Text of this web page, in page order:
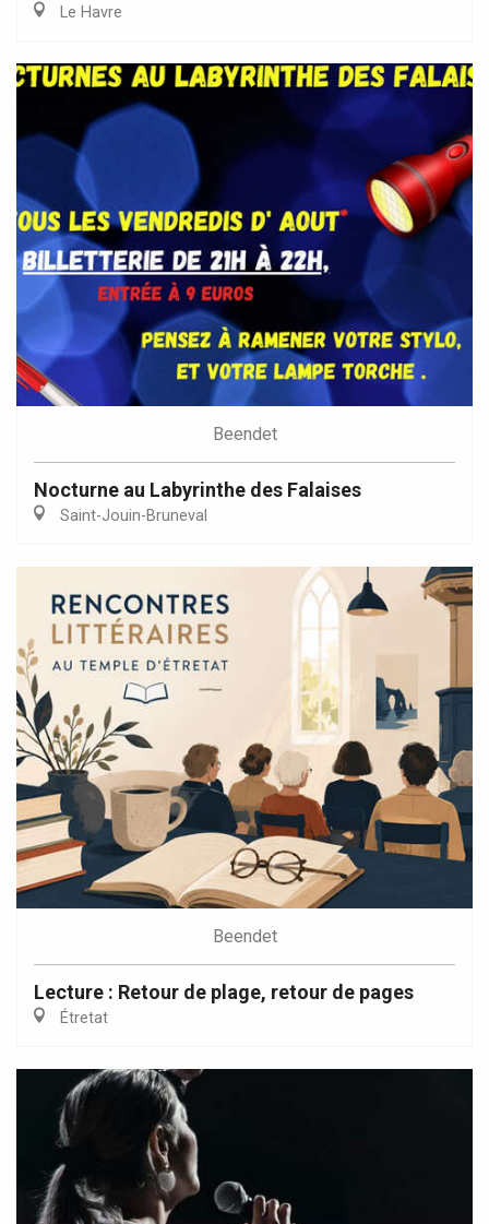
Le Havre
Beendet
Nocturne au Labyrinthe des Falaises
Saint-Jouin-Bruneval
Beendet
Lecture : Retour de plage, retour de pages
Étretat